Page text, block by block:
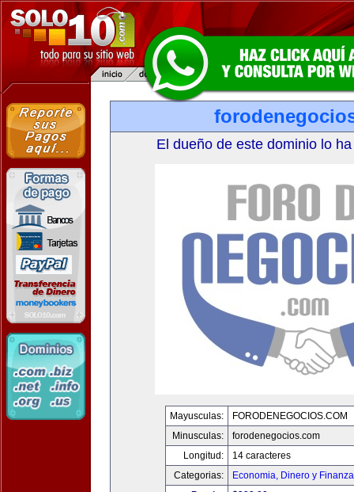
El dueño de este dominio lo
Mayusculas:
FORODENEGOCIOS.COM
Minusculas:
forodenegocios.com
Longitud:
14 caracteres
Categorias:
Economia, Dinero y